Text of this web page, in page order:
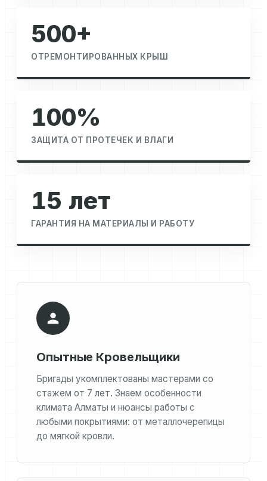
500+
ОТРЕМОНТИРОВАННЫХ КРЫШ
100%
ЗАЩИТА ОТ ПРОТЕЧЕК И ВЛАГИ
15 лет
ГАРАНТИЯ НА МАТЕРИАЛЫ И РАБОТУ
Опытные Кровельщики
Бригады укомплектованы мастерами со
стажем от 7 лет. Знаем особенности
климата Алматы и нюансы работы с
любыми покрытиями: от металлочерепицы
до мягкой кровли.